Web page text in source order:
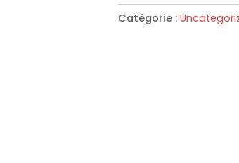
Catégorie :